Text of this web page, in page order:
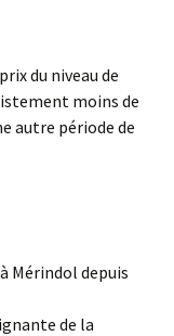
du niveau de
moins de
autre période de
Mérindol depuis
de la